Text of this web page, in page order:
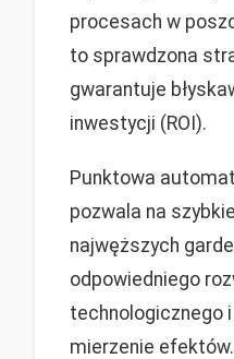
procesach w
to sprawdzona
gwarantuje
inwestycji (ROI).
Punktowa
pozwala na
najwęższych
odpowiedniego
technologicznego
mierzenie